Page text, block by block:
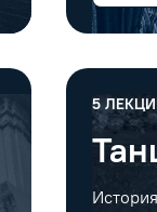
5